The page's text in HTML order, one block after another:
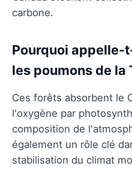
carbone.
Pourquoi appelle-
les poumons de la
Ces forêts absorbent le
l'oxygène par
composition de
également un rôle clé
stabilisation du climat